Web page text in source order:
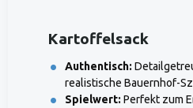
Kartoffelsack
Authentisch:
realistische Bauernhof-
Spielwert: Perfekt zum